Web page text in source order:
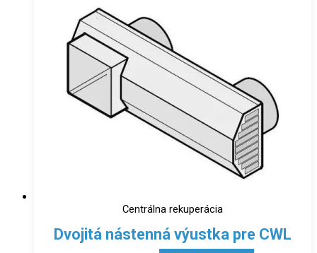
Centrálna rekuperácia
Dvojitá nástenná výustka pre CWL